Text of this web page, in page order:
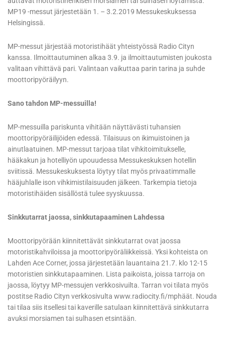
MP19 -messut järjestetään 1. – 3.2.2019 Messukeskuksessa
Helsingissä.
MP-messut järjestää motoristihäät yhteistyössä Radio Cityn
kanssa. Ilmoittautuminen alkaa 3.9. ja ilmoittautumisten joukosta
valitaan vihittävä pari. Valintaan vaikuttaa parin tarina ja suhde
moottoripyöräilyyn.
Sano tahdon MP-messuilla!
MP-messuilla pariskunta vihitään näyttävästi tuhansien
moottoripyöräilijöiden edessä. Tilaisuus on ikimuistoinen ja
ainutlaatuinen. MP-messut tarjoaa tilat vihkitoimitukselle,
hääkakun ja hotelliyön upouudessa Messukeskuksen hotellin
sviitissä. Messukeskuksesta löytyy tilat myös privaatimmalle
hääjuhlalle ison vihkimistilaisuuden jälkeen. Tarkempia tietoja
motoristihäiden sisällöstä tulee syyskuussa.
Sinkkutarrat jaossa, sinkkutapaaminen Lahdessa
Moottoripyörään kiinnitettävät sinkkutarrat ovat jaossa
motoristikahviloissa ja moottoripyöräliikkeissä. Yksi kohteista on
Lahden Ace Corner, jossa järjestetään lauantaina 21.7. klo 12-15
motoristien sinkkutapaaminen. Lista paikoista, joissa tarroja on
jaossa, löytyy MP-messujen verkkosivuilta. Tarran voi tilata myös
postitse Radio Cityn verkkosivulta www.radiocity.fi/mphäät. Nouda
tai tilaa siis itsellesi tai kaverille satulaan kiinnitettävä sinkkutarra
avuksi morsiamen tai sulhasen etsintään.